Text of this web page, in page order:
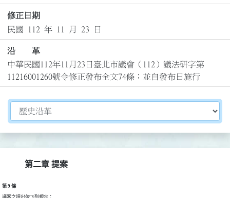
修正日期
民國 112 年 11 月 23 日
沿 革
中華民國112年11月23日臺北市議會（112）議法研字第
11216001260號令修正發布全文74條；並自發布日施行
切換選擇法規資訊內容
第二章 提案
第 9 條
議案之提出依下列規定：